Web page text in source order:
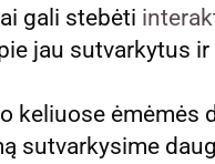
gali stebėti
jau sutvarkytus
keliuose ėmėmės
sutvarkysime